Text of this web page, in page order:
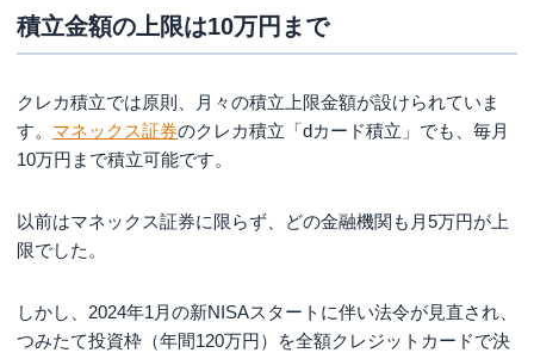
積立金額の上限は10万円まで
クレカ積立では原則、月々の積立上限金額が設けられていま
す。 マネックス証券のクレカ積立「dカード積立」でも、毎月
10万円まで積立可能です。
以前はマネックス証券に限らず、どの金融機関も月5万円が上
限でした。
しかし、2024年1月の新NISAスタートに伴い法令が見直され、
つみたて投資枠（年間120万円）を全額クレジットカードで決